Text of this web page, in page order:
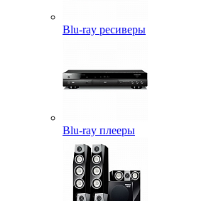
Blu-ray ресиверы
Blu-ray плееры